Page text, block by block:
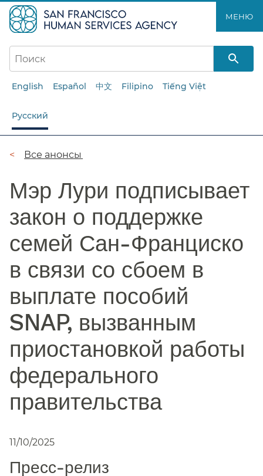
к
основному
содержанию​​
МЕНЮ​​
English Español 中文 Filipino Tiếng Việt
Русский
Цепочка
Все анонсы​​
Мэр Лури подписывает
закон о поддержке
семей Сан-Франциско
в связи со сбоем в
выплате пособий
SNAP, вызванным
приостановкой работы
федерального
правительства​​
11/10/2025
Пресс-релиз​​